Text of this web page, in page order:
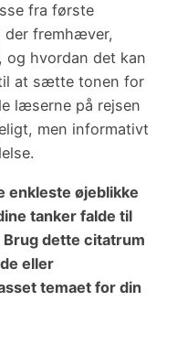
fra første
fremhæver,
hvordan det kan
at sætte tonen for
læserne på rejsen
men informativt
enkleste øjeblikke
tanker falde til
Brug dette citatrum
eller
temaet for din